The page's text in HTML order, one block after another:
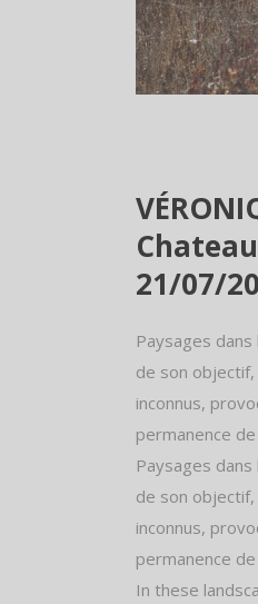
21/07/
Paysages
de son
inconnus,
permanence
Paysages
de son
inconnus,
permanence
In these